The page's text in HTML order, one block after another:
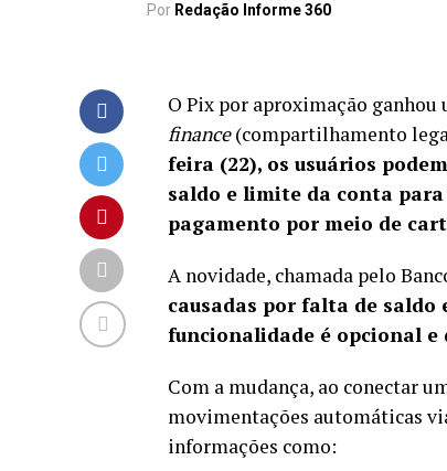
Por Redação Informe 360
O Pix por aproximação ganhou
finance(compartilhamento
feira (22), os usuários
saldo e limite da conta
pagamento por meio de
A novidade, chamada pelo
causadas por falta de
funcionalidade é opcional
Com a mudança, ao conectar
movimentações automáticas
informações como: